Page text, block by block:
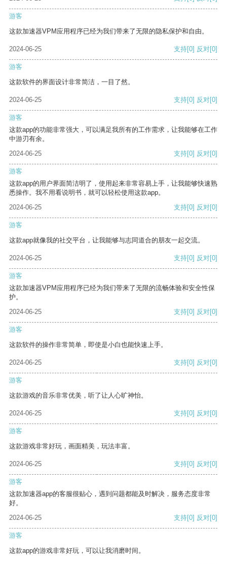
游客
这款加速器VPM应用程序已经为我们带来了无限的隐私保护和自由。
2024-06-25 支持[0] 反对[0]
游客
这款软件的界面设计非常简洁，一目了然。
2024-06-25 支持[0] 反对[0]
游客
这款app的功能非常强大，可以满足我所有的工作需求，让我能够在工作
中游刃有余。
2024-06-25
支持[0] 反对[0]
游客
这款app的用户界面简洁明了，使用起来非常容易上手，让我能够快速熟
悉操作。我不用看说明书，就可以轻松使用这款app。
2024-06-25
支持[0] 反对[0]
游客
这款app就像我的社交平台，让我能够与志同道合的朋友一起交流。
2024-06-25 支持[0] 反对[0]
游客
这款加速器VPM应用程序已经为我们带来了无限的流畅体验和安全性保
护。
2024-06-25
支持[0] 反对[0]
游客
这款软件的操作非常简单，即使是小白也能快速上手。
2024-06-25 支持[0] 反对[0]
游客
这款游戏的音乐非常优美，听了让人心旷神怡。
2024-06-25 支持[0] 反对[0]
游客
这款游戏非常好玩，画面精美，玩法丰富。
2024-06-25 支持[0] 反对[0]
游客
这款加速器app的客服很贴心，遇到问题都能及时解决，服务态度非常
好。
2024-06-25
支持[0] 反对[0]
游客
这款app的游戏非常好玩，可以让我消磨时间。